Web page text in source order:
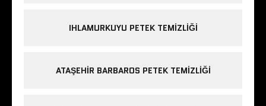
IHLAMURKUYU PETEK TEMIZLIĞI
ATAŞEHIR BARBAROS PETEK TEMIZLIĞI